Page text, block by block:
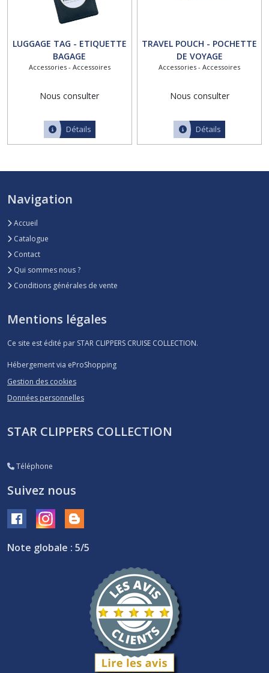
LUGGAGE TAG - ETIQUETTE
BAGAGE
Accessories - Accessoires
Nous consulter
Détails
TRAVEL POUCH - POCHETTE
DE VOYAGE
Accessories - Accessoires
Nous consulter
Détails
Navigation
Accueil
Catalogue
Contact
Qui sommes nous ?
Conditions générales de vente
Mentions légales
Ce site est édité par STAR CLIPPERS CRUISE COLLECTION.
Hébergement via eProShopping
Gestion des cookies
Données personnelles
STAR CLIPPERS COLLECTION
Téléphone
Suivez nous
Note globale : 5/5